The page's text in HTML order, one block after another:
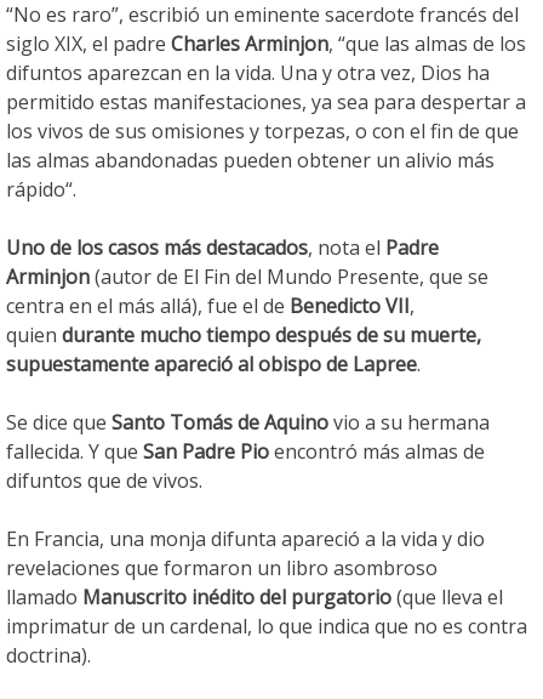
“No es raro”, escribió un eminente sacerdote francés del
siglo XIX, el padre Charles Arminjon, “que las almas de los
difuntos aparezcan en la vida. Una y otra vez, Dios ha
permitido estas manifestaciones, ya sea para despertar a
los vivos de sus omisiones y torpezas, o con el fin de que
las almas abandonadas pueden obtener un alivio más
rápido“.
Uno de los casos más destacados, nota el Padre
Arminjon(autor de El Fin del Mundo Presente, que se
centra en el más allá), fue el de Benedicto VII,
quien durante mucho tiempo después de su muerte,
supuestamente apareció al obispo de Lapree.
Se dice que Santo Tomás de Aquinovio a su hermana
fallecida. Y que San Padre Pioencontró más almas de
difuntos que de vivos.
En Francia, una monja difunta apareció a la vida y dio
revelaciones que formaron un libro asombroso
llamado Manuscrito inédito del purgatorio(que lleva el
imprimatur de un cardenal, lo que indica que no es contra
doctrina).